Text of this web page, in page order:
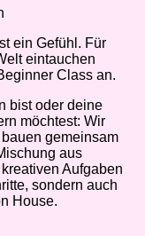
ein Gefühl. Für
eintauchen
Class an.
bist oder deine
möchtest: Wir
gemeinsam
aus
Aufgaben
sondern auch
House.